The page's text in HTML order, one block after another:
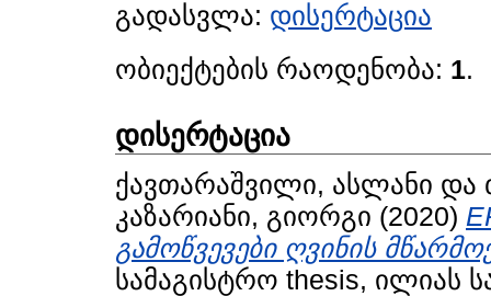
გადასვლა: დისერტაცია
ობიექტების რაოდენობა: 1.
დისერტაცია
ქავთარაშვილი, ასლანი და
კაზარიანი, გიორგი (2020)
გამოწვევები ღვინის
სამაგისტრო thesis, ილიას